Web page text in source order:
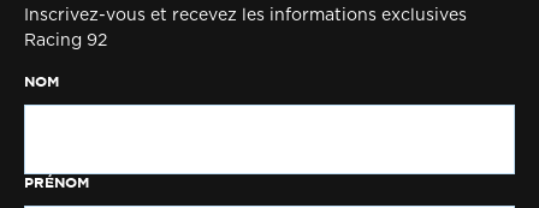
Inscrivez-vous et recevez les informations exclusives
Racing 92
NOM
PRÉNOM